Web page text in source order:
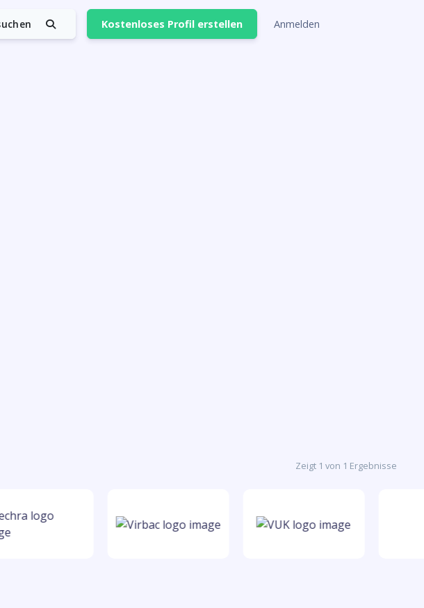
Kostenloses Profil erstellen Anmelden
Zeigt 1 von 1 Ergebnisse